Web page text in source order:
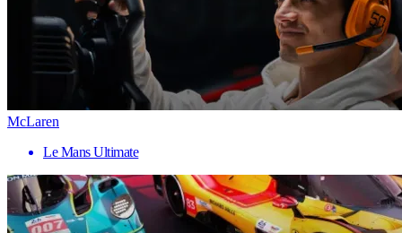
McLaren
Le Mans Ultimate